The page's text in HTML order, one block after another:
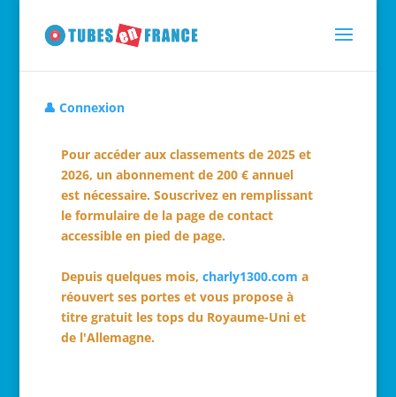
👤 Connexion
Pour accéder aux classements de 2025 et
2026, un abonnement de 200 € annuel
est nécessaire. Souscrivez en remplissant
le formulaire de la page de contact
accessible en pied de page.
Depuis quelques mois, charly1300.com a
réouvert ses portes et vous propose à
titre gratuit les tops du Royaume-Uni et
de l'Allemagne.